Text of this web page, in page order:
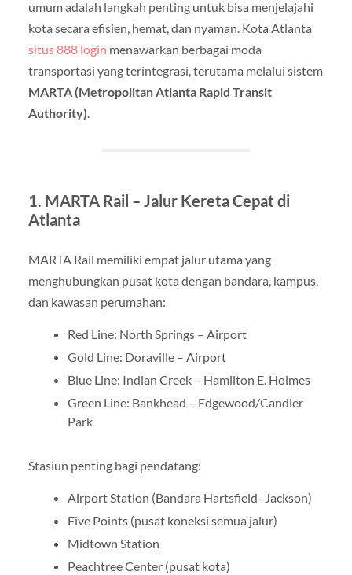
umum adalah langkah penting untuk bisa menjelajahi
kota secara efisien, hemat, dan nyaman. Kota Atlanta
situs 888 login menawarkan berbagai moda
transportasi yang terintegrasi, terutama melalui sistem
MARTA (Metropolitan Atlanta Rapid Transit
Authority)
1. MARTA Rail – Jalur Kereta Cepat di
Atlanta
MARTA Rail memiliki empat jalur utama yang
menghubungkan pusat kota dengan bandara, kampus,
dan kawasan perumahan:
Red Line: North Springs – Airport
Gold Line: Doraville – Airport
Blue Line: Indian Creek – Hamilton E. Holmes
Green Line: Bankhead – Edgewood/Candler
Park
Stasiun penting bagi pendatang:
Airport Station (Bandara Hartsfield–Jackson)
Five Points (pusat koneksi semua jalur)
Midtown Station
Peachtree Center (pusat kota)